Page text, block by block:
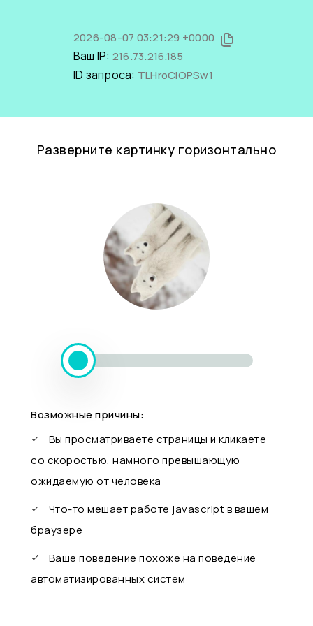
2026-08-07 03:21:29 +0000
Ваш IP: 216.73.216.185
ID запроса: TLHroCIOPSw1
Разверните картинку горизонтально
Возможные причины:
Вы просматриваете страницы и кликаете
со скоростью, намного превышающую
ожидаемую от человека
Что-то мешает работе javascript в вашем
браузере
Ваше поведение похоже на поведение
автоматизированных систем